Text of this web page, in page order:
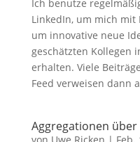
Ich benutze
LinkedIn, um mich mit
um innovative neue
geschätzten Kollegen
erhalten. Viele
Feed verweisen dann
Aggregationen